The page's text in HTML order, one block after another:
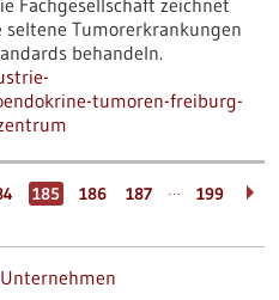
Fachgesellschaft zeichnet
Tumorerkrankungen
behandeln.
tumoren-freiburg-
185 186 187 … 199